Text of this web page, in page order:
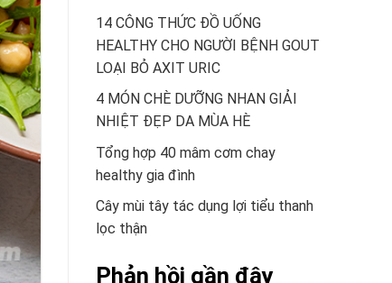
14 CÔNG THỨC ĐỒ UỐNG
HEALTHY CHO NGƯỜI BỆNH GOUT
LOẠI BỎ AXIT URIC
4 MÓN CHÈ DƯỠNG NHAN GIẢI
NHIỆT ĐẸP DA MÙA HÈ
Tổng hợp 40 mâm cơm chay
healthy gia đình
Cây mùi tây tác dụng lợi tiểu thanh
lọc thận
Phản hồi gần đây